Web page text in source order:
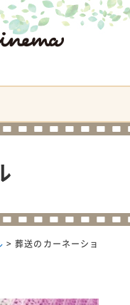
>葬送のカーネーショ